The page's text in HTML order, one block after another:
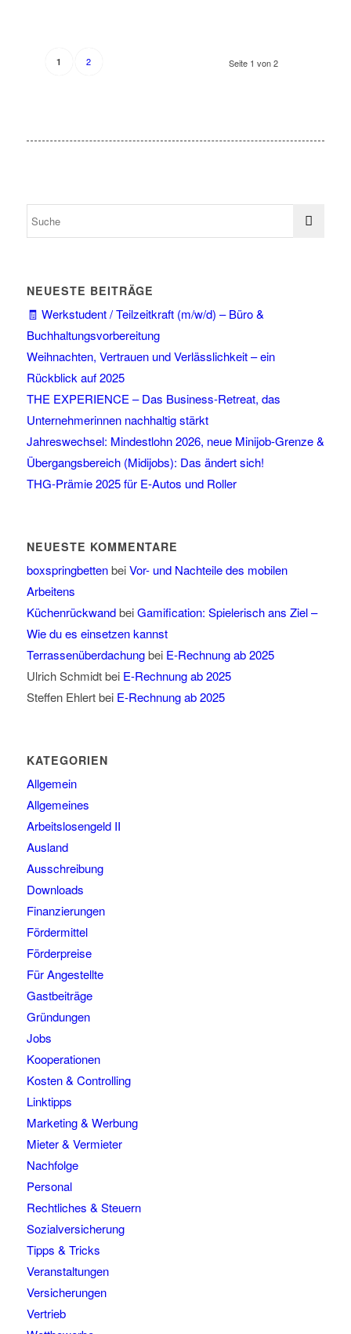
Seite 1 von 2
1 2
NEUESTE BEITRÄGE
🧾 Werkstudent / Teilzeitkraft (m/w/d) – Büro &
Buchhaltungsvorbereitung
Weihnachten, Vertrauen und Verlässlichkeit – ein
Rückblick auf 2025
THE EXPERIENCE – Das Business-Retreat, das
Unternehmerinnen nachhaltig stärkt
Jahreswechsel: Mindestlohn 2026, neue Minijob-Grenze &
Übergangsbereich (Midijobs): Das ändert sich!
THG-Prämie 2025 für E-Autos und Roller
NEUESTE KOMMENTARE
boxspringbettenbeiVor- und Nachteile des mobilen
Arbeitens
KüchenrückwandbeiGamification: Spielerisch ans Ziel –
Wie du es einsetzen kannst
Terrassenüberdachungbei E-Rechnung ab 2025
Ulrich Schmidtbei E-Rechnung ab 2025
Steffen Ehlertbei E-Rechnung ab 2025
KATEGORIEN
Allgemein
Allgemeines
Arbeitslosengeld II
Ausland
Ausschreibung
Downloads
Finanzierungen
Fördermittel
Förderpreise
Für Angestellte
Gastbeiträge
Gründungen
Jobs
Kooperationen
Kosten & Controlling
Linktipps
Marketing & Werbung
Mieter & Vermieter
Nachfolge
Personal
Rechtliches & Steuern
Sozialversicherung
Tipps & Tricks
Veranstaltungen
Versicherungen
Vertrieb